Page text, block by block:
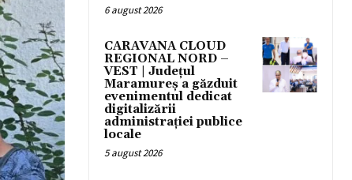
6 august 2026
CARAVANA CLOUD
REGIONAL NORD –
VEST | Județul
Maramureș a găzduit
evenimentul dedicat
digitalizării
administrației publice
locale
5 august 2026